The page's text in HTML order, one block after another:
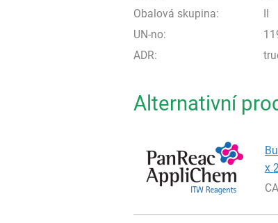
Obalová skupina:
II
UN-no:
ADR:
Alternativní
x